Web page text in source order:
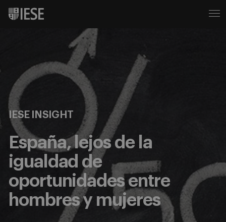
IESE INSIGHT
España, lejos de la
igualdad de
oportunidades entre
hombres y mujeres